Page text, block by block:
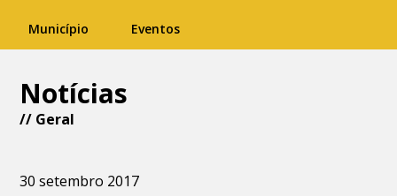
Município Eventos
Notícias
// Geral
30 setembro 2017